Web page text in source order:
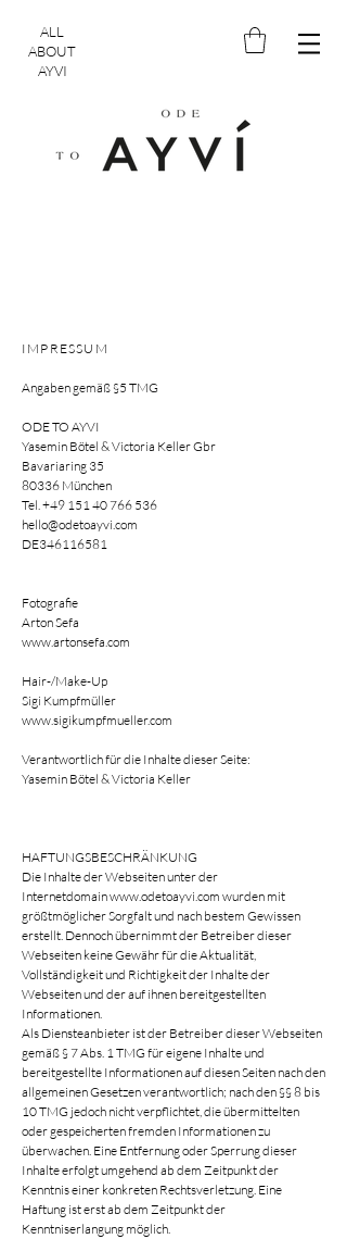
ALL
ABOUT
AYVI
IMPRESSUM
Angaben gemäß §5 TMG
ODE TO AYVI
Yasemin Bötel & Victoria Keller Gbr
Bavariaring 35
80336 München
Tel. +49 151 40 766 536
hello@odetoayvi.com
DE346116581
Fotografie
Arton Sefa
www.artonsefa.com
Hair-/Make-Up
Sigi Kumpfmüller
www.sigikumpfmueller.com
Verantwortlich für die Inhalte dieser Seite:
Yasemin Bötel & Victoria Keller
HAFTUNGSBESCHRÄNKUNG
Die Inhalte der Webseiten unter der
Internetdomainwww.odetoayvi.com wurden mit
größtmöglicher Sorgfalt und nach bestem Gewissen
erstellt. Dennoch übernimmt der Betreiber dieser
Webseiten keine Gewähr für die Aktualität,
Vollständigkeit und Richtigkeit der Inhalte der
Webseiten und der auf ihnen bereitgestellten
Informationen.
Als Diensteanbieter ist der Betreiber dieser Webseiten
gemäß § 7 Abs. 1 TMG für eigene Inhalte und
bereitgestellte Informationen auf diesen Seiten nach den
allgemeinen Gesetzen verantwortlich; nach den §§ 8 bis
10 TMG jedoch nicht verpflichtet, die übermittelten
oder gespeicherten fremden Informationen zu
überwachen. Eine Entfernung oder Sperrung dieser
Inhalte erfolgt umgehend ab dem Zeitpunkt der
Kenntnis einer konkreten Rechtsverletzung. Eine
Haftung ist erst ab dem Zeitpunkt der
Kenntniserlangung möglich.